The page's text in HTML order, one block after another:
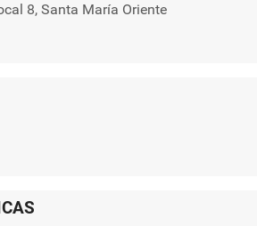
8, Santa María Oriente